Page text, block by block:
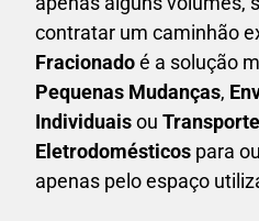
contratar um caminhão
Fracionadoé a solução
Pequenas Mudanças, E
Individuaisou T
Eletrodomésticos para
apenas pelo espaço